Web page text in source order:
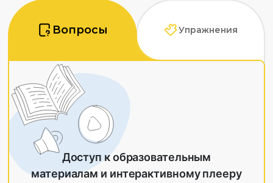
Вопросы Упражнения
Доступ к образовательным
материалам и интерактивному плееру